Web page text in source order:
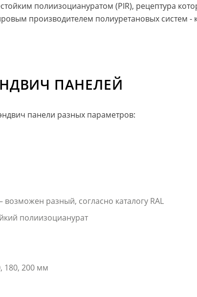
полиизоциануратом (PIR), рецептура
производителем полиуретановых систем -
ПАНЕЛЕЙ
панели разных параметров:
возможен разный, согласно каталогу RAL
полиизоцианурат
180, 200 мм